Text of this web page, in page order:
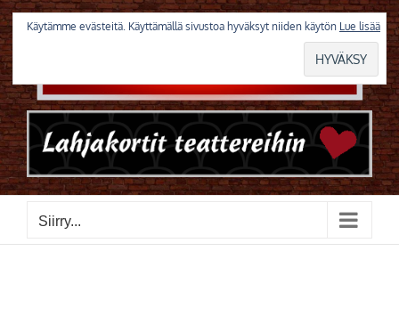
Skip
to
content
Siirry...
Käytämme evästeitä. Käyttämällä sivustoa hyväksyt niiden käytön Lue lisää